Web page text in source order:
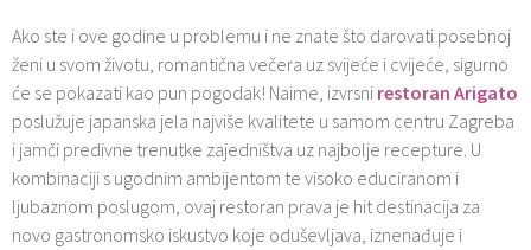
Ako ste i ove godine u problemu i ne znate što darovati posebnoj
ženi u svom životu, romantična večera uz svijeće i cvijeće, sigurno
će se pokazati kao pun pogodak! Naime, izvrsni restoran Arigato
poslužuje japanska jela najviše kvalitete u samom centru Zagreba
i jamči predivne trenutke zajedništva uz najbolje recepture. U
kombinaciji s ugodnim ambijentom te visoko educiranom i
ljubaznom poslugom, ovaj restoran prava je hit destinacija za
novo gastronomsko iskustvo koje oduševljava, iznenađuje i